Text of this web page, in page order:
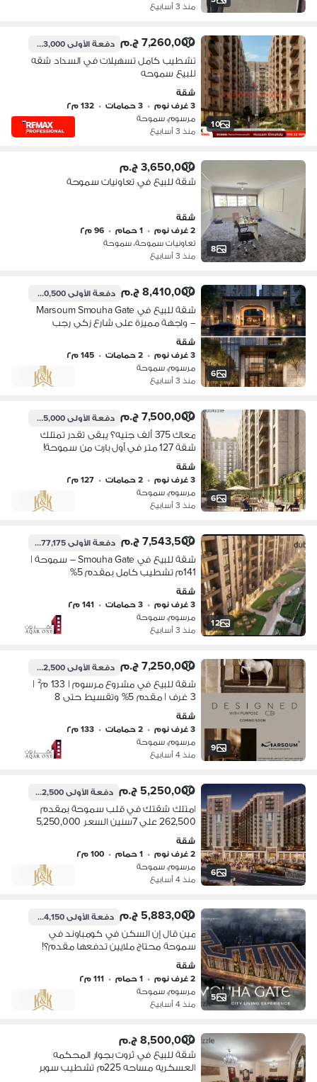
منذ 3 أسابيع
10
7,260,000 ج.م دفعة الأولى363,000 ج.م
تشطيب كامل تسهيلات في السداد شقه
للبيع سموحه
شقة
3 غرف نوم
• 3 حمامات • 132 م٢
مرسوم، سموحة
منذ 3 أسابيع
8
3,650,000 ج.م
شقة للبيع في تعاونيات سموحة
شقة
2 غرف نوم
• 1 حمام • 96 م٢
تعاونيات سموحة، سموحة
منذ 3 أسابيع
6
8,410,000 ج.م دفعة الأولى420,500 ج.م
شقة للبيع في Marsoum Smouha Gate
– واجهة مميزة على شارع زكي رجب
شقة
3 غرف نوم
• 2 حمامات • 145 م٢
مرسوم، سموحة
منذ 3 أسابيع
6
7,500,000 ج.م دفعة الأولى375,000 ج.م
معاك 375 ألف جنيه؟ يبقى تقدر تمتلك
شقة 127 متر في أول بارت من سموحة!
شقة
3 غرف نوم
• 2 حمامات • 127 م٢
مرسوم، سموحة
منذ 3 أسابيع
12
7,543,500 ج.م دفعة الأولى377,175 ج.م
شقة للبيع في Smouha Gate – سموحة |
141م تشطيب كامل بمقدم 5%
شقة
3 غرف نوم
• 3 حمامات • 141 م٢
مرسوم، سموحة
منذ 3 أسابيع
9
7,250,000 ج.م دفعة الأولى362,500 ج.م
شقة للبيع في مشروع مرسوم | 133 م² |
3 غرف | مقدم 5% وتقسيط حتى 8
سنوات
شقة
3 غرف نوم
• 2 حمامات • 133 م٢
مرسوم، سموحة
منذ 4 أسابيع
6
5,250,000 ج.م دفعة الأولى262,500 ج.م
امتلك شقتك في قلب سموحة بمقدم
262,500 علي 7سنين السعر 5,250,000
مشروع مرسوم
شقة
2 غرف نوم
• 1 حمام • 100 م٢
مرسوم، سموحة
منذ 4 أسابيع
5
5,883,000 ج.م دفعة الأولى294,150 ج.م
مين قال إن السكن في كومباوند في
سموحة محتاج ملايين تدفعها مقدم؟!
شقة
2 غرف نوم
• 1 حمام • 111 م٢
مرسوم، سموحة
منذ 4 أسابيع
8,500,000 ج.م
شقة للبيع في ثروت بجوار المحكمه
العسكريه مساحه 225م تشطيب سوبر